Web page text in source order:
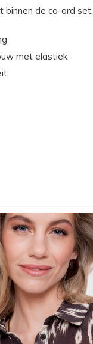
binnen de co-ord set.
met elastiek